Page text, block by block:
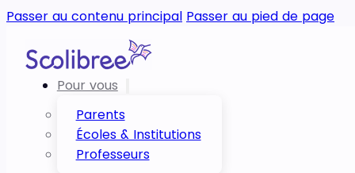
Passer au contenu principal Passer au pied de page
Pour vous
Parents
Écoles & Institutions
Professeurs